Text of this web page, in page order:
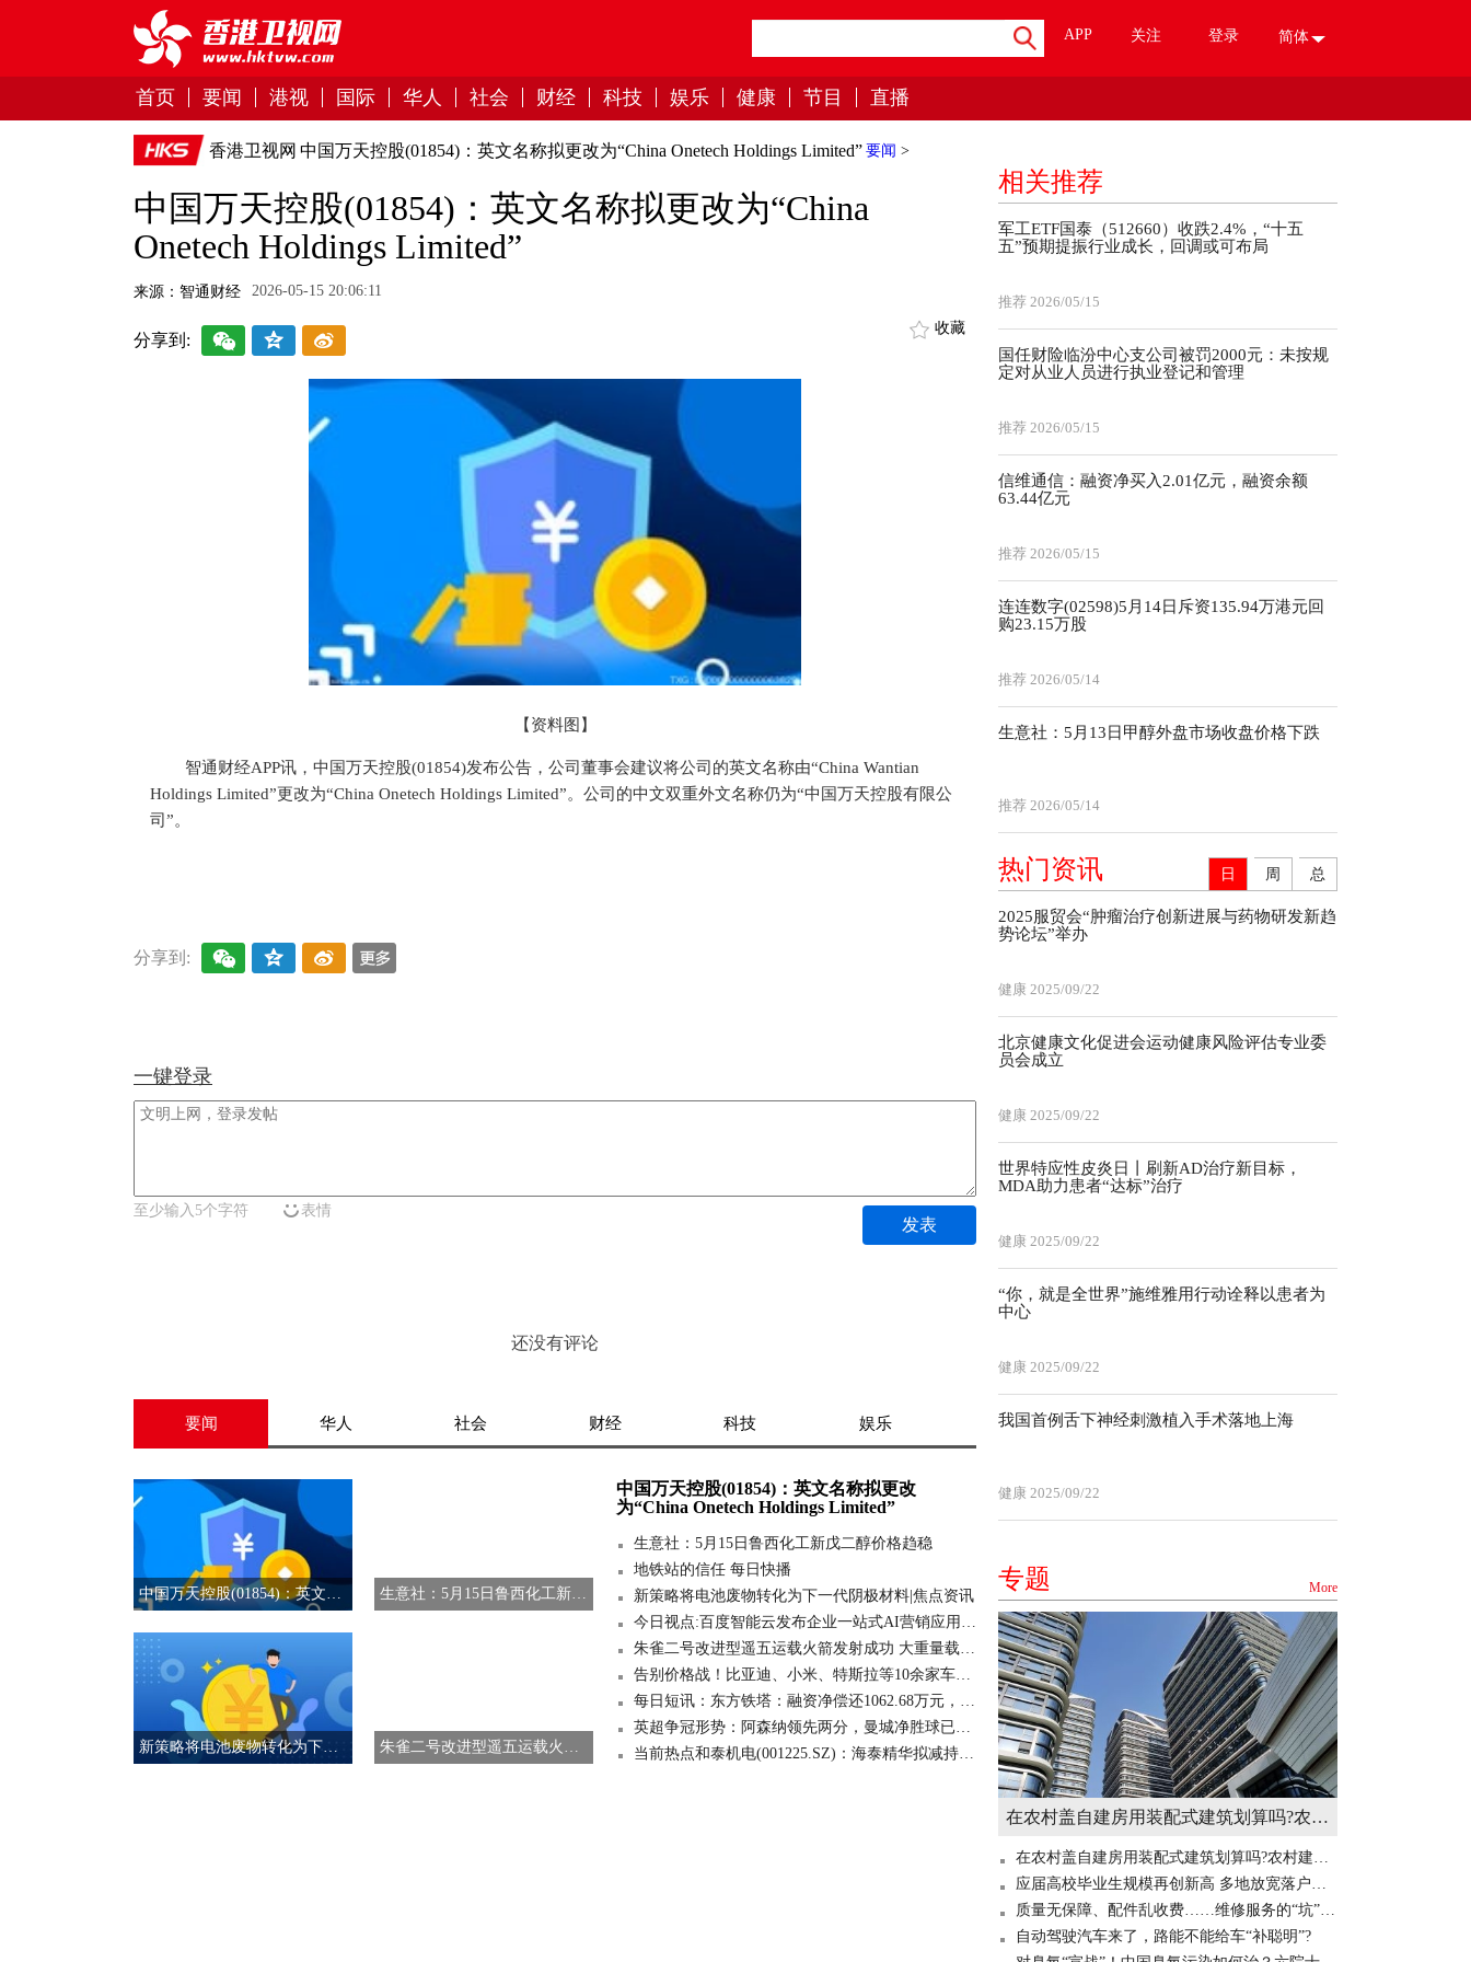
APP 关注 登录 简体
首页 要闻 港视 国际 华人 社会 财经 科技 娱乐 健康 节目 直播
香港卫视网 要闻 >
中国万天控股(01854)：英文名称拟更改为“China Onetech Holdings Limited”
中国万天控股(01854)：英文名称拟更改为“China
Onetech Holdings Limited”
来源：智通财经 2026-05-15 20:06:11
分享到:
收藏
【资料图】
智通财经APP讯，中国万天控股(01854)发布公告，公司董事会建议将公司的英文名称由“China Wantian
Holdings Limited”更改为“China Onetech Holdings Limited”。公司的中文双重外文名称仍为“中国万天控股有限公
司”。
分享到:
一键登录
至少输入5个字符 表情
发表
还没有评论
要闻 华人 社会 财经 科技 娱乐
中国万天控股(01854)：英文名称拟更改
为“China Onetech Holdings Limited”
生意社：5月15日鲁西化工新戊二醇价格趋稳
地铁站的信任 每日快播
新策略将电池废物转化为下一代阴极材料|焦点资讯
告别价格战！比亚迪、小米、特斯拉等10余家车企低调涨价，车市风向变了
当前热点和泰机电(001225.SZ)：海泰精华拟减持不超过1.1053%股份
相关推荐
军工ETF国泰（512660）收跌2.4%，“十五
五”预期提振行业成长，回调或可布局
推荐 2026/05/15
国任财险临汾中心支公司被罚2000元：未按规
定对从业人员进行执业登记和管理
推荐 2026/05/15
信维通信：融资净买入2.01亿元，融资余额
63.44亿元
推荐 2026/05/15
连连数字(02598)5月14日斥资135.94万港元回
购23.15万股
推荐 2026/05/14
生意社：5月13日甲醇外盘市场收盘价格下跌
推荐 2026/05/14
热门资讯 日 周 总
2025服贸会“肿瘤治疗创新进展与药物研发新趋
势论坛”举办
健康 2025/09/22
北京健康文化促进会运动健康风险评估专业委
员会成立
健康 2025/09/22
世界特应性皮炎日丨刷新AD治疗新目标，
MDA助力患者“达标”治疗
健康 2025/09/22
“你，就是全世界”施维雅用行动诠释以患者为
中心
健康 2025/09/22
我国首例舌下神经刺激植入手术落地上海
健康 2025/09/22
专题 More
在农村盖自建房用装配式建筑划算吗?农村建造装配式房屋有补贴吗? 世界快讯
在农村盖自建房用装配式建筑划算吗?农村建造装配式房屋有补贴吗? 世界快讯
应届高校毕业生规模再创新高 多地放宽落户门槛“抢人”
质量无保障、配件乱收费……维修服务的“坑”你掉过吗？
自动驾驶汽车来了，路能不能给车“补聪明”?